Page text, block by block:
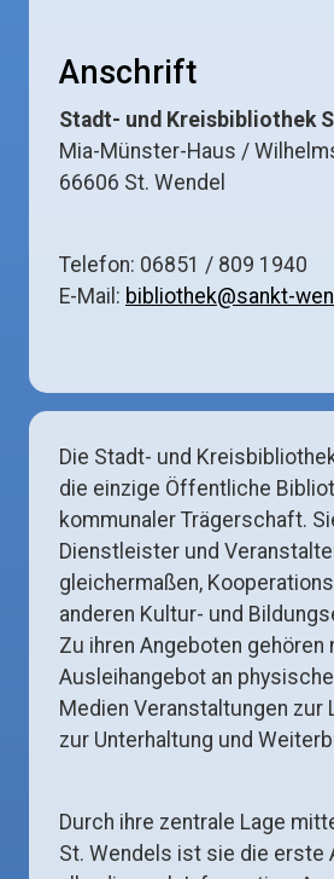
Anschrift
Stadt- und Kreisbibliothek
Mia-Münster-Haus /
66606 St. Wendel
Telefon: 06851 / 809 1940
E-Mail: bibliothek@sankt-
Die Stadt- und
die einzige Öffentliche
kommunaler Trägerschaft.
Dienstleister und
gleichermaßen,
anderen Kultur- und
Zu ihren Angeboten gehören
Ausleihangebot an
Medien Veranstaltungen zur
zur Unterhaltung und
Durch ihre zentrale Lage
St. Wendels ist sie die erste